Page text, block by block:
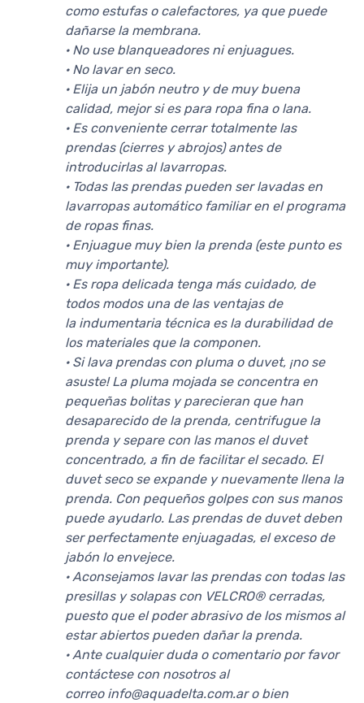
como estufas o calefactores, ya que puede
dañarse la membrana.
· No use blanqueadores ni enjuagues.
· No lavar en seco.
· Elija un jabón neutro y de muy buena
calidad, mejor si es para ropa fina o lana.
· Es conveniente cerrar totalmente las
prendas (cierres y abrojos) antes de
introducirlas al lavarropas.
· Todas las prendas pueden ser lavadas en
lavarropas automático familiar en el programa
de ropas finas.
· Enjuague muy bien la prenda (este punto es
muy importante).
· Es ropa delicada tenga más cuidado, de
todos modos una de las ventajas de
la indumentaria técnica es la durabilidad de
los materiales que la componen.
· Si lava prendas con pluma o duvet, ¡no se
asuste! La pluma mojada se concentra en
pequeñas bolitas y parecieran que han
desaparecido de la prenda, centrifugue la
prenda y separe con las manos el duvet
concentrado, a fin de facilitar el secado. El
duvet seco se expande y nuevamente llena la
prenda. Con pequeños golpes con sus manos
puede ayudarlo. Las prendas de duvet deben
ser perfectamente enjuagadas, el exceso de
jabón lo envejece.
· Aconsejamos lavar las prendas con todas las
presillas y solapas con VELCRO® cerradas,
puesto que el poder abrasivo de los mismos al
estar abiertos pueden dañar la prenda.
· Ante cualquier duda o comentario por favor
contáctese con nosotros al
correo info@aquadelta.com.ar o bien